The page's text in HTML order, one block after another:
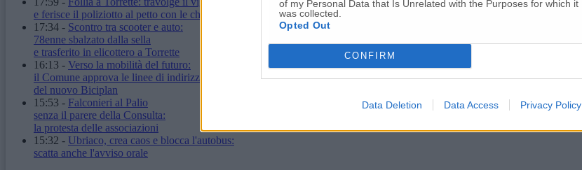
of my Personal Data that Is Unrelated with the Purposes for which it
was collected.
Opted Out
CONFIRM
Data Deletion Data Access Privacy Policy
e ferisce il poliziotto al petto con le chiavi
17:34 - Scontro tra scooter e auto:
78enne sbalzato dalla sella
e trasferito in elicottero a Torrette
16:13 - Verso la mobilità del futuro:
il Comune approva le linee di indirizzo
del nuovo Biciplan
15:53 - Falconieri al Palio
senza il parere della Consulta:
la protesta delle associazioni
15:32 - Ubriaco, crea caos e blocca l'autobus:
scatta anche l'avviso orale